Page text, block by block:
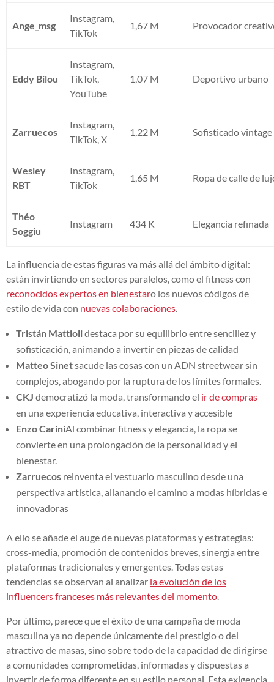
Ange_msg
Instagram,
TikTok
1,67 M Provocador
Eddy Bilou
Instagram,
TikTok,
YouTube
1,07 M Deportivo urbano
Zarruecos
Instagram,
TikTok, X
1,22 M Sofisticado vintage
Wesley
RBT
Instagram,
TikTok
1,65 M Ropa de calle de
Théo
Soggiu
Instagram 434 K Elegancia refinada
La influencia de estas figuras va más allá del ámbito digital:
están invirtiendo en sectores paralelos, como el fitness con
reconocidos expertos en bienestaro los nuevos códigos de
estilo de vida con nuevas colaboraciones
Tristán Mattiolidestaca por su equilibrio entre sencillez y
sofisticación, animando a invertir en piezas de calidad
Matteo Sinetsacude las cosas con un ADN streetwear sin
complejos, abogando por la ruptura de los límites formales.
CKJ democratizó la moda, transformando el ir de compras
en una experiencia educativa, interactiva y accesible
Enzo CariniAl combinar fitness y elegancia, la ropa se
convierte en una prolongación de la personalidad y el
bienestar.
Zarruecos reinventa el vestuario masculino desde una
perspectiva artística, allanando el camino a modas híbridas e
innovadoras
A ello se añade el auge de nuevas plataformas y estrategias:
cross-media, promoción de contenidos breves, sinergia entre
plataformas tradicionales y emergentes. Todas estas
tendencias se observan al analizar la evolución de los
influencers franceses más relevantes del momento
Por último, parece que el éxito de una campaña de moda
masculina ya no depende únicamente del prestigio o del
atractivo de masas, sino sobre todo de la capacidad de dirigirse
a comunidades comprometidas, informadas y dispuestas a
invertir de forma diferente en su estilo personal. Esta exigencia